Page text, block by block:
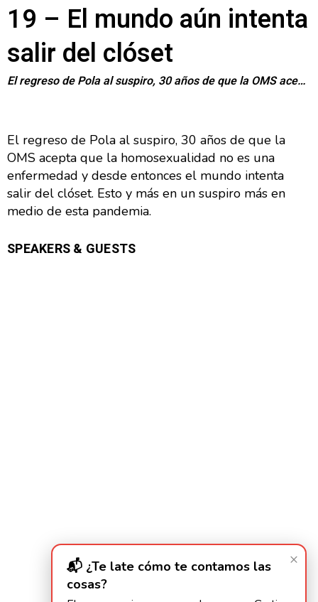
19 – El mundo aún intenta
salir del clóset
El regreso de Pola al suspiro, 30 años de que la OMS acepta que la homosexualidad no es una enfer...
El regreso de Pola al suspiro, 30 años de que la
OMS acepta que la homosexualidad no es una
enfermedad y desde entonces el mundo intenta
salir del clóset. Esto y más en un suspiro más en
medio de esta pandemia.
SPEAKERS & GUESTS
×
📬 ¿Te late cómo te contamos las
cosas?